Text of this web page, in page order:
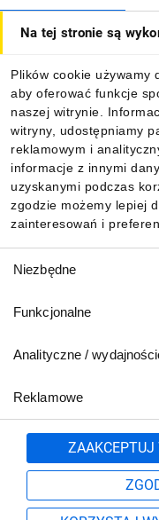
Na tej stronie są
Plików cookie używamy
aby oferować funkcje
naszej witrynie.
witryny, udostępniamy
reklamowym i
informacje z innymi
uzyskanymi podczas
zgodzie możemy lepiej
zainteresowań i
zgody
Niezbędne
Funkcjonalne
Analityczne /
Reklamowe
ZAAKCEPTUJ
Informacje
Pobierz
801